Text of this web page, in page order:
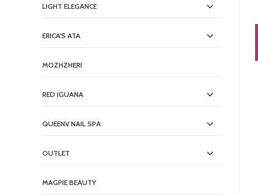
LIGHT ELEGANCE
ERICA'S ATA
MOZHZHERI
RED IGUANA
QUEENV NAIL SPA
OUTLET
MAGPIE BEAUTY